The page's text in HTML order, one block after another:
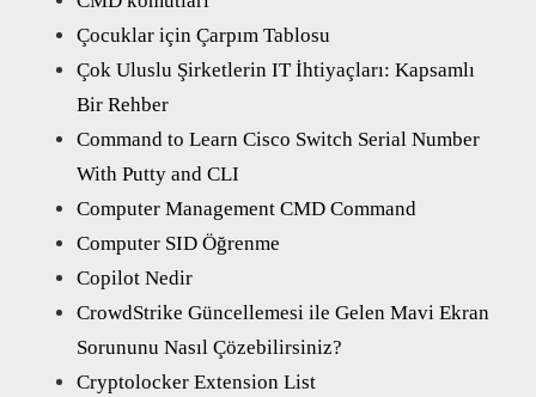
Çocuklar için Çarpım Tablosu
Çok Uluslu Şirketlerin IT İhtiyaçları: Kapsamlı
Bir Rehber
Command to Learn Cisco Switch Serial Number
With Putty and CLI
Computer Management CMD Command
Computer SID Öğrenme
Copilot Nedir
CrowdStrike Güncellemesi ile Gelen Mavi Ekran
Sorununu Nasıl Çözebilirsiniz?
Cryptolocker Extension List